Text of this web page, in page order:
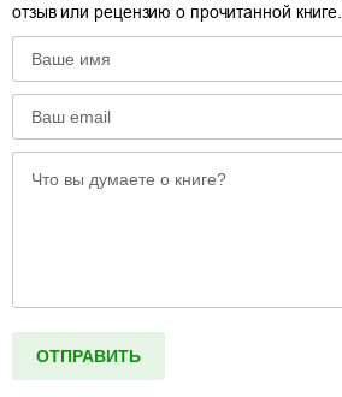
отзыв или рецензию о прочитанной книге.